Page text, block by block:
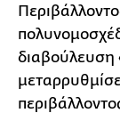
διαβούλευση